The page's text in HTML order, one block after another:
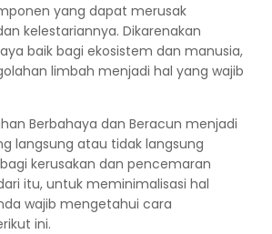
yang dapat merusak
kelestariannya. Dikarenakan
baik bagi ekosistem dan manusia,
limbah menjadi hal yang wajib
Berbahaya dan Beracun menjadi
langsung atau tidak langsung
kerusakan dan pencemaran
itu, untuk meminimalisasi hal
wajib mengetahui cara
ini.